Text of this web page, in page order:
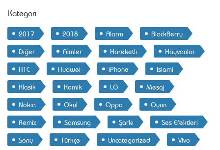
Kategori
2017 2018 Alarm
BlackBerry
Diğer
Filmler Hareketli
Hayvanlar
HTC
Huawei iPhone
Islami
Klasik
Komik LG
Mesaj
Nokia
Okul Oppo
Oyun
Remix
Samsung Şarkı
Ses Efektleri
Sony
Türkçe Uncategorized Vivo